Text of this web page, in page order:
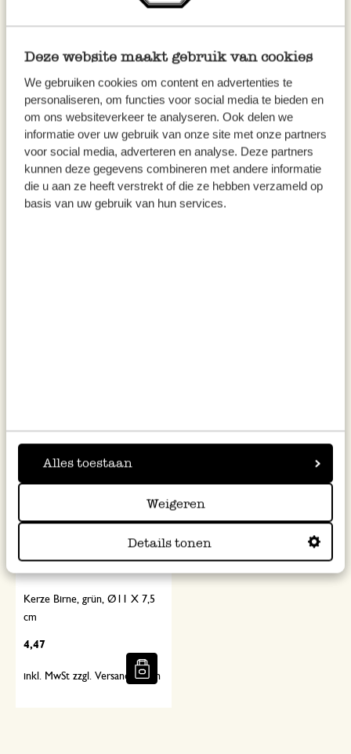
Deze website maakt gebruik van cookies
We gebruiken cookies om content en advertenties te
personaliseren, om functies voor social media te bieden en
om ons websiteverkeer te analyseren. Ook delen we
informatie over uw gebruik van onze site met onze partners
voor social media, adverteren en analyse. Deze partners
kunnen deze gegevens combineren met andere informatie
die u aan ze heeft verstrekt of die ze hebben verzameld op
basis van uw gebruik van hun services.
Alles toestaan
Weigeren
Details tonen
Weihnachtsanhänger blaue
Taube, Baumwoll-Maché, 6 cm
3,47
inkl. MwSt zzgl. Versandkosten
Weihnachtsanhänger Stern,
Baumwoll-Maché, grün, 7,5 cm
inkl. MwSt zzgl. Versandkosten
% %
%
Kerze Birne, grün, Ø11 X 7,5
cm
4,47
inkl. MwSt zzgl. Versandkosten